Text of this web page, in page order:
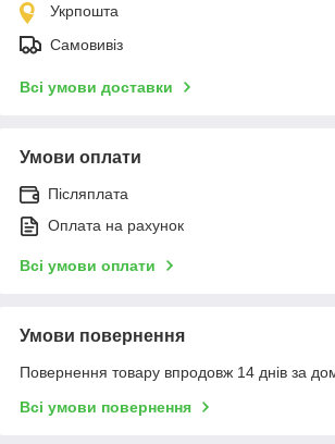
Укрпошта
Самовивіз
Всі умови доставки
Умови оплати
Післяплата
Оплата на рахунок
Всі умови оплати
Умови повернення
Повернення товару впродовж 14 днів за
Всі умови повернення